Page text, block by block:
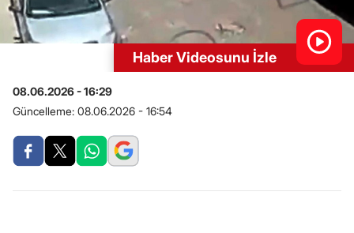
Haber Videosunu İzle
08.06.2026 - 16:29
Güncelleme: 08.06.2026 - 16:54